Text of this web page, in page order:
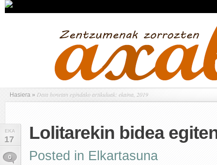
Hasiera » Data honetan egindako artikuluak: ekaina, 2019
EKA
17
0
Lolitarekin bidea
Posted in Elkartasuna